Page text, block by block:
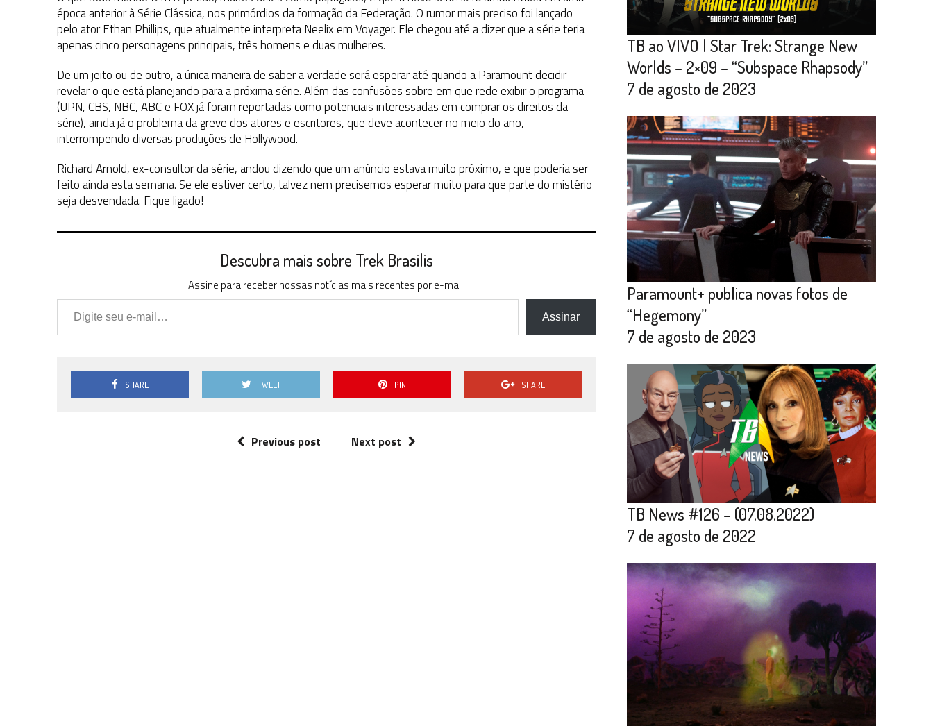
época anterior à Série Clássica, nos primórdios da formação da Federação. O rumor mais preciso foi lançado
pelo ator Ethan Phillips, que atualmente interpreta Neelix em Voyager. Ele chegou até a dizer que a série teria
apenas cinco personagens principais, três homens e duas mulheres.
De um jeito ou de outro, a única maneira de saber a verdade será esperar até quando a Paramount decidir
revelar o que está planejando para a próxima série. Além das confusões sobre em que rede exibir o programa
(UPN, CBS, NBC, ABC e FOX já foram reportadas como potenciais interessadas em comprar os direitos da
série), ainda já o problema da greve dos atores e escritores, que deve acontecer no meio do ano,
interrompendo diversas produções de Hollywood.
Richard Arnold, ex-consultor da série, andou dizendo que um anúncio estava muito próximo, e que poderia ser
feito ainda esta semana. Se ele estiver certo, talvez nem precisemos esperar muito para que parte do mistério
seja desvendada. Fique ligado!
Descubra mais sobre Trek Brasilis
Assine para receber nossas notícias mais recentes por e-mail.
Digite seu e-mail…
Assinar
SHARE TWEET PIN SHARE
Previous post Next post
TB ao VIVO | Star Trek: Strange New
Worlds – 2×09 – “Subspace Rhapsody”
7 de agosto de 2023
Paramount+ publica novas fotos de
“Hegemony”
7 de agosto de 2023
TB News #126 – (07.08.2022)
7 de agosto de 2022